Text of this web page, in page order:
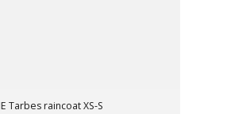
Tarbes raincoat XS-S